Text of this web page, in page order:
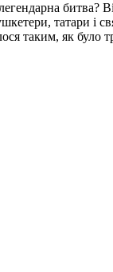
битва?
татари і
таким, як було